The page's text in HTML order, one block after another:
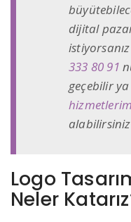
dijital
333 80 91
geçebilir
Logo
Neler